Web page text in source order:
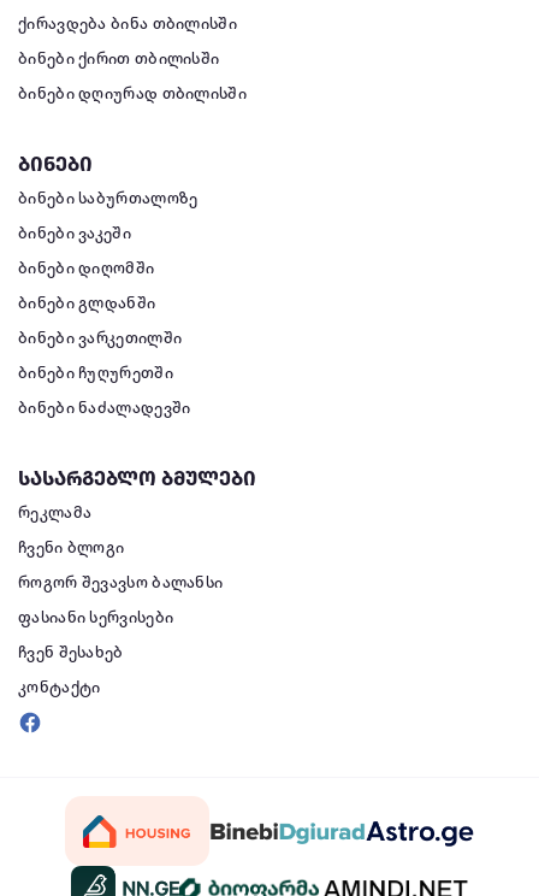
ქირავდება ბინა თბილისში
ბინები ქირით თბილისში
ბინები დღიურად თბილისში
ბინები
ბინები საბურთალოზე
ბინები ვაკეში
ბინები დიღომში
ბინები გლდანში
ბინები ვარკეთილში
ბინები ჩუღურეთში
ბინები ნაძალადევში
სასარგებლო ბმულები
რეკლამა
ჩვენი ბლოგი
როგორ შევავსო ბალანსი
ფასიანი სერვისები
ჩვენ შესახებ
კონტაქტი